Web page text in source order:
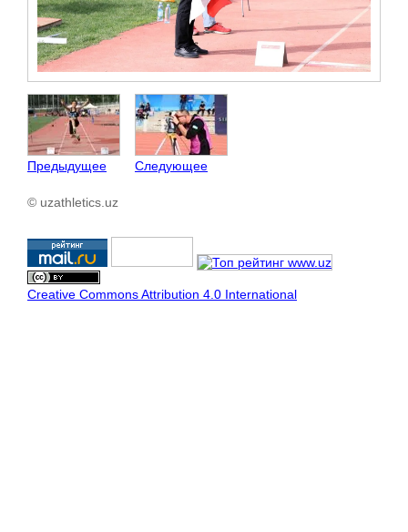
Предыдущее Следующее
© uzathletics.uz
Creative Commons Attribution 4.0 International